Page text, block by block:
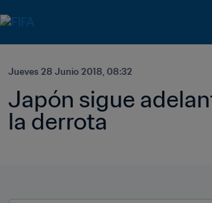
Jueves 28 Junio 2018, 08:32
Japón sigue
la derrota